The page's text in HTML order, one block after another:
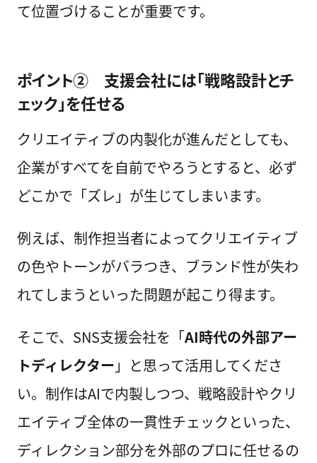
て位置づけることが重要です。
ポイント② 支援会社には「戦略設計とチ
ェック」を任せる
クリエイティブの内製化が進んだとしても、
企業がすべてを自前でやろうとすると、必ず
どこかで「ズレ」が生じてしまいます。
例えば、制作担当者によってクリエイティブ
の色やトーンがバラつき、ブランド性が失わ
れてしまうといった問題が起こり得ます。
そこで、SNS支援会社を「AI時代の外部アー
トディレクター 」と思って活用してくださ
い。制作はAIで内製しつつ、戦略設計やクリ
エイティブ全体の一貫性チェックといった、
ディレクション部分を外部のプロに任せるの